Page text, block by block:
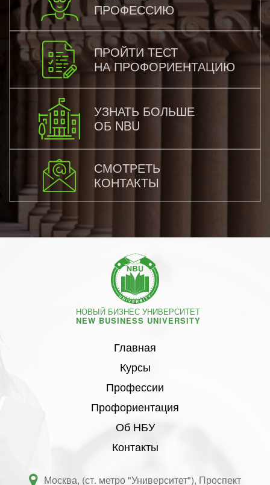
ПРОФЕССИЮ
ПРОЙТИ ТЕСТ
НА ПРОФОРИЕНТАЦИЮ
УЗНАТЬ БОЛЬШЕ
ОБ NBU
СМОТРЕТЬ
КОНТАКТЫ
НОВЫЙ БИЗНЕС УНИВЕРСИТЕТ
NEW BUSINESS UNIVERSITY
Главная
Курсы
Профессии
Профориентация
Об НБУ
Контакты
Москва, (ст. метро "Университет"), Проспект